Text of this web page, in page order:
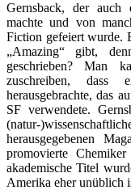
Gernsback, der auch
machte und von
Fiction gefeiert wurde.
„Amazing“ gibt,
geschrieben? Man
zuschreiben, dass
herausgebrachte, das
SF verwendete.
(natur-
herausgegebenen
promovierte
akademische Titel
Amerika eher unüblich